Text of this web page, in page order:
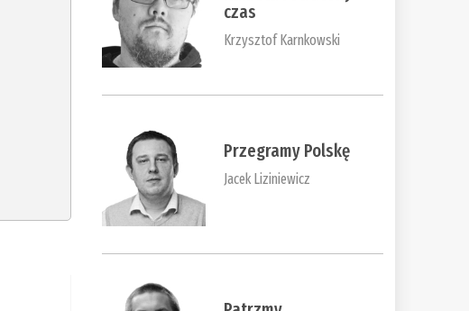
czas
Krzysztof Karnkowski
Przegramy Polskę
Jacek Liziniewicz